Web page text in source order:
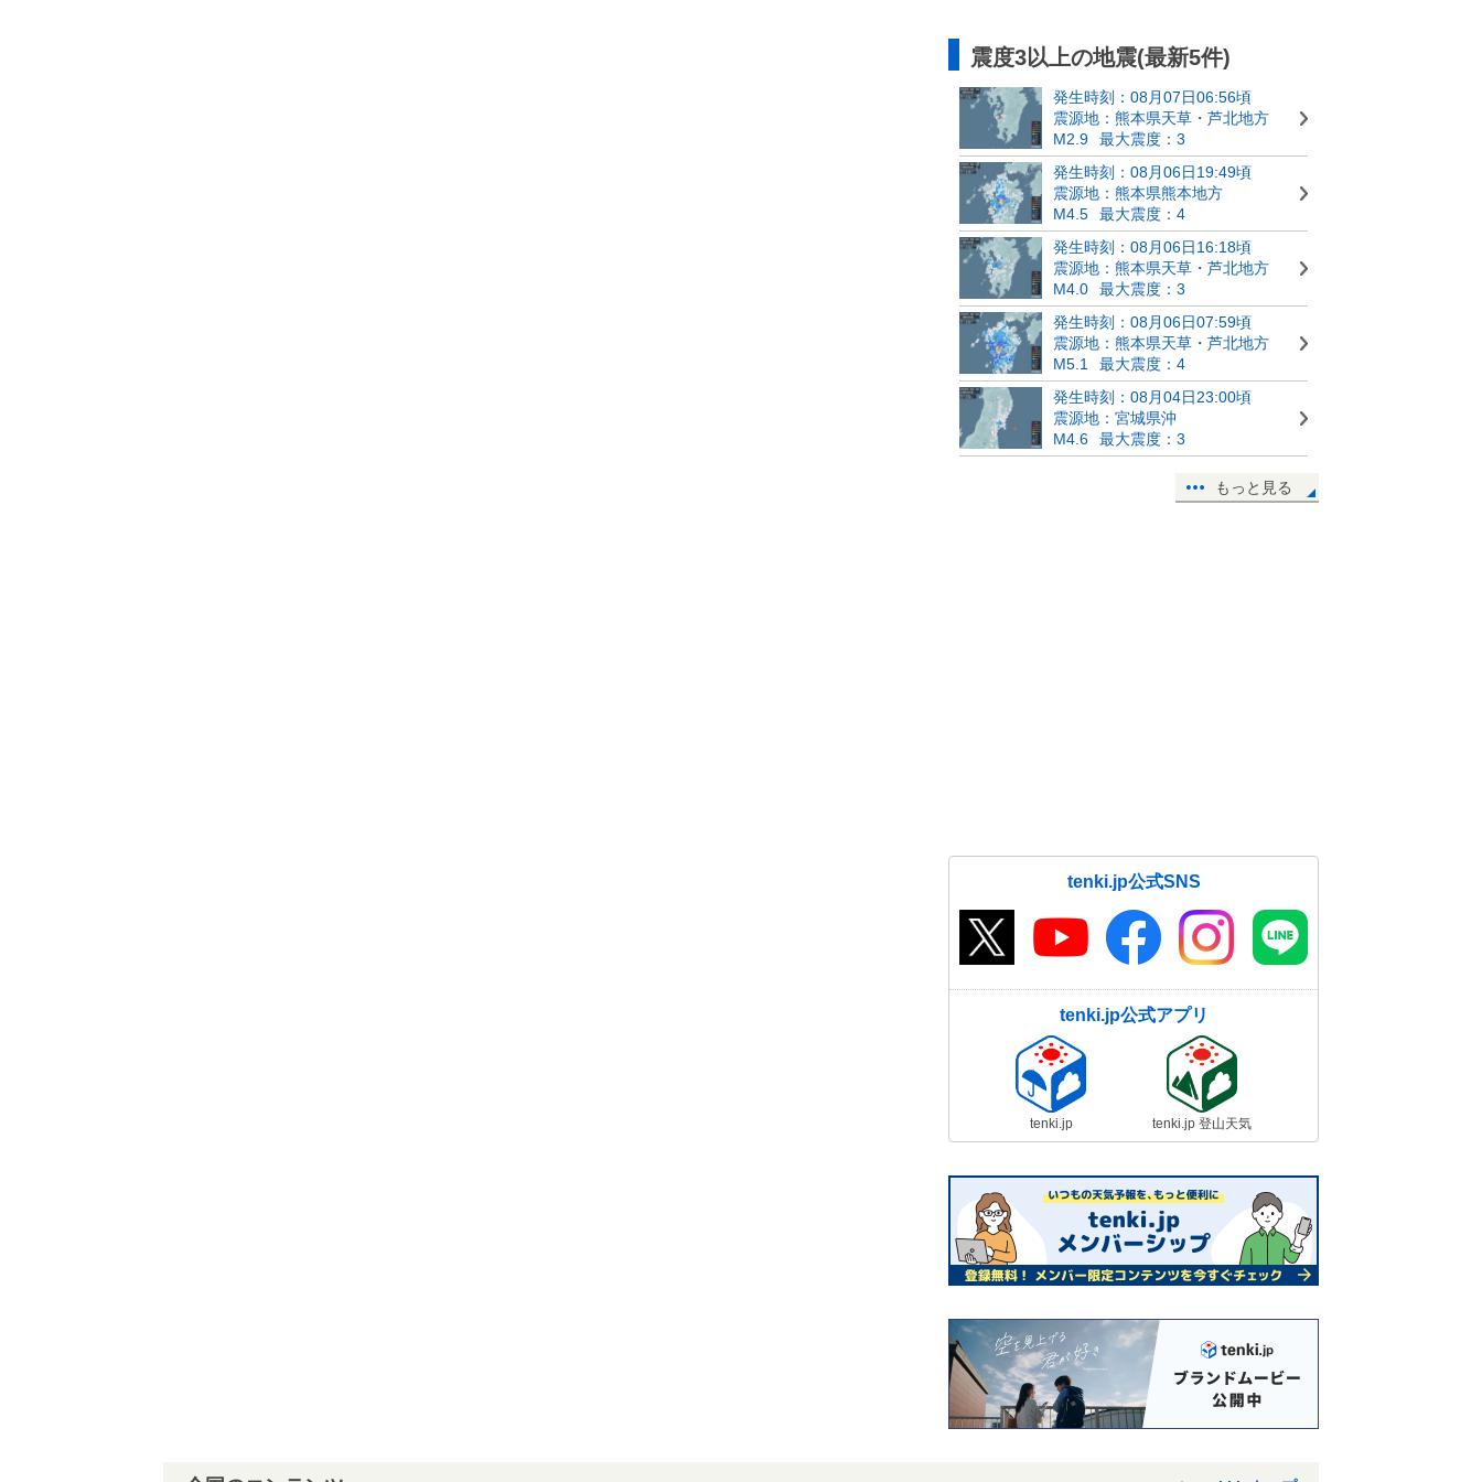
震度3以上の地震(最新5件)
発生時刻：08月07日06:56頃
震源地：熊本県天草・芦北地方
M2.9
最大震度：3
発生時刻：08月06日19:49頃
震源地：熊本県熊本地方
M4.5
最大震度：4
発生時刻：08月06日16:18頃
震源地：熊本県天草・芦北地方
M4.0
最大震度：3
発生時刻：08月06日07:59頃
震源地：熊本県天草・芦北地方
M5.1
最大震度：4
発生時刻：08月04日23:00頃
震源地：宮城県沖
M4.6
最大震度：3
もっと見る
tenki.jp公式SNS
tenki.jp公式アプリ
tenki.jp tenki.jp 登山天気